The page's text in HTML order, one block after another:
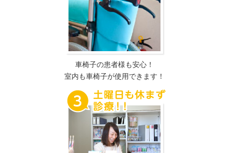
車椅子の患者様も安心！
室内も車椅子が使用できます！